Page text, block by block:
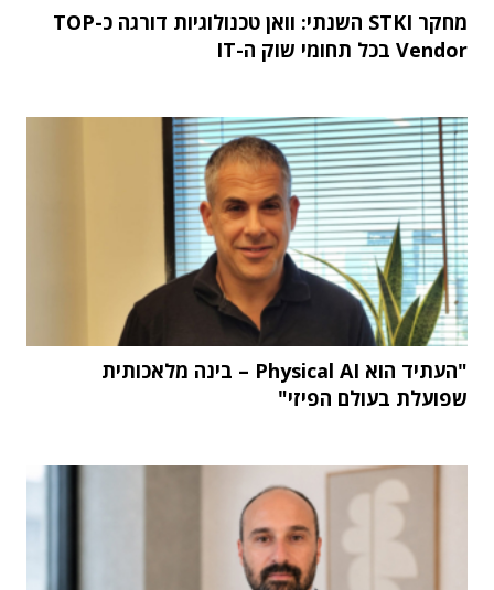
מחקר STKI השנתי: וואן טכנולוגיות דורגה כ-TOP
Vendor בכל תחומי שוק ה-IT
"העתיד הוא Physical AI – בינה מלאכותית
שפועלת בעולם הפיזי"